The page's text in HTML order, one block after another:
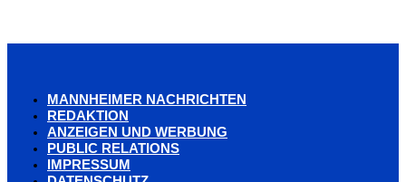
MANNHEIMER NACHRICHTEN
REDAKTION
ANZEIGEN UND WERBUNG
PUBLIC RELATIONS
IMPRESSUM